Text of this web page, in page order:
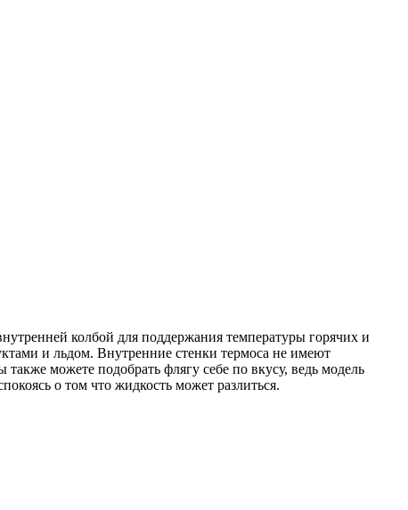
колбой для поддержания температуры горячих и
и льдом. Внутренние стенки термоса не имеют
можете подобрать флягу себе по вкусу, ведь модель
о том что жидкость может разлиться.